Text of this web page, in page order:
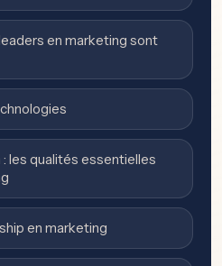
en marketing sont
: les qualités essentielles
en marketing